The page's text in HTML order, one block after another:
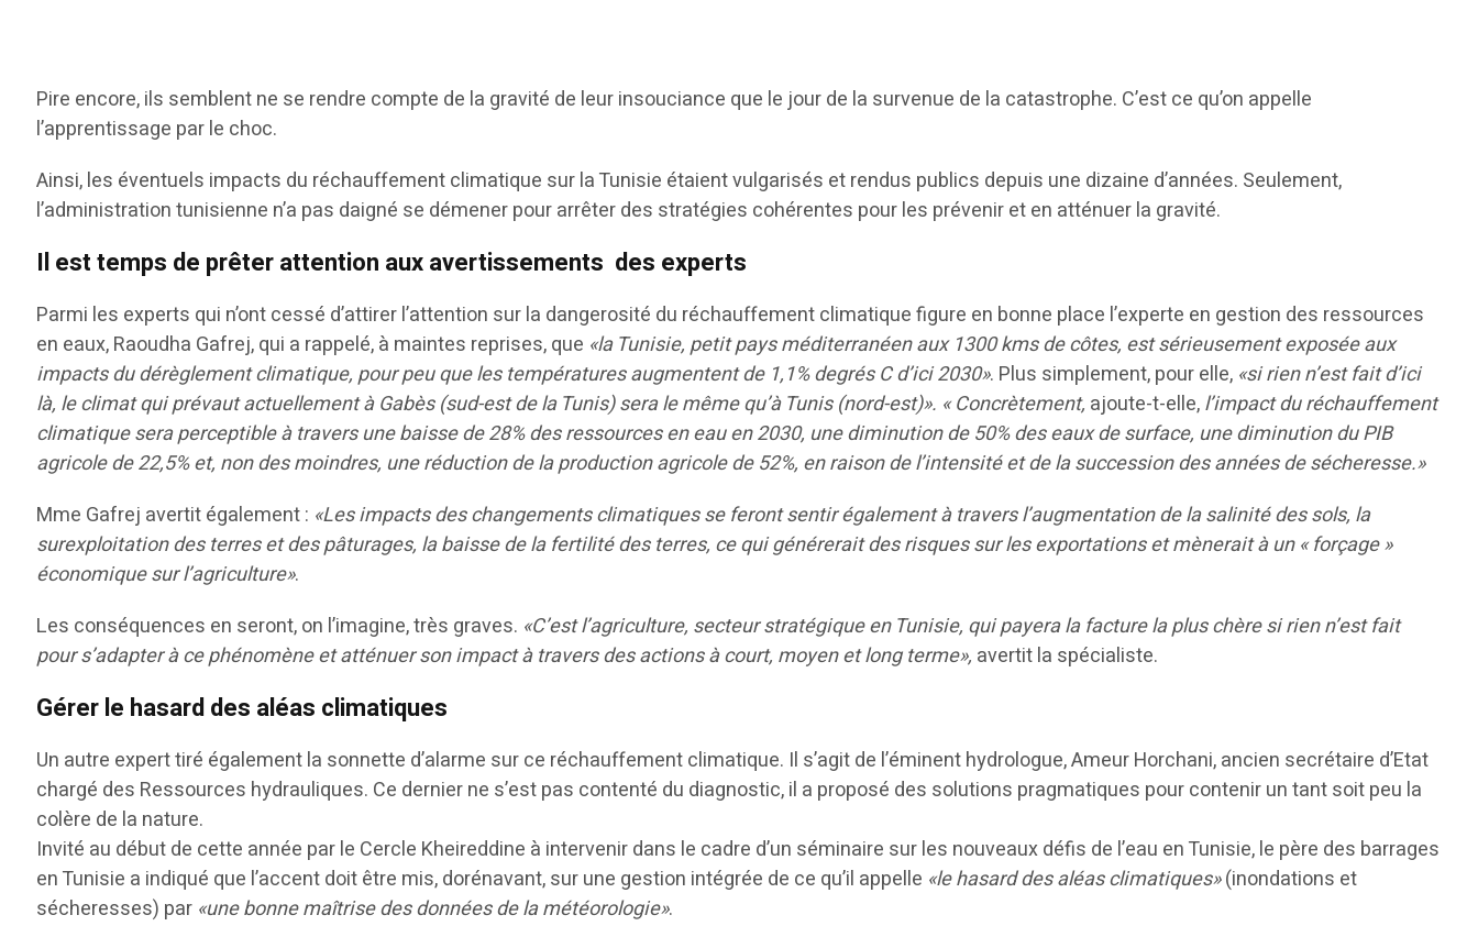
Pire encore, ils semblent ne se rendre compte de la gravité de leur insouciance que le jour de la survenue de la catastrophe. C’est ce qu’on appelle
l’apprentissage par le choc.
Ainsi, les éventuels impacts du réchauffement climatique sur la Tunisie étaient vulgarisés et rendus publics depuis une dizaine d’années. Seulement,
l’administration tunisienne n’a pas daigné se démener pour arrêter des stratégies cohérentes pour les prévenir et en atténuer la gravité.
Il est temps de prêter attention aux avertissements des experts
Parmi les experts qui n’ont cessé d’attirer l’attention sur la dangerosité du réchauffement climatique figure en bonne place l’experte en gestion des ressources
en eaux, Raoudha Gafrej, qui a rappelé, à maintes reprises, que «la Tunisie, petit pays méditerranéen aux 1300 kms de côtes, est sérieusement exposée aux
impacts du dérèglement climatique, pour peu que les températures augmentent de 1,1% degrés C d’ici 2030». Plus simplement, pour elle, «si rien n’est fait d’ici
là, le climat qui prévaut actuellement à Gabès (sud-est de la Tunis) sera le même qu’à Tunis (nord-est)». « Concrètement, ajoute-t-elle,l’impact du réchauffement
climatique sera perceptible à travers une baisse de 28% des ressources en eau en 2030, une diminution de 50% des eaux de surface, une diminution du PIB
agricole de 22,5% et, non des moindres, une réduction de la production agricole de 52%, en raison de l’intensité et de la succession des années de sécheresse.»
Mme Gafrej avertit également : «Les impacts des changements climatiques se feront sentir également à travers l’augmentation de la salinité des sols, la
surexploitation des terres et des pâturages, la baisse de la fertilité des terres, ce qui générerait des risques sur les exportations et mènerait à un « forçage »
économique sur l’agriculture».
Les conséquences en seront, on l’imagine, très graves. «C’est l’agriculture, secteur stratégique en Tunisie, qui payera la facture la plus chère si rien n’est fait
pour s’adapter à ce phénomène et atténuer son impact à travers des actions à court, moyen et long terme», avertit la spécialiste.
Gérer le hasard des aléas climatiques
Un autre expert tiré également la sonnette d’alarme sur ce réchauffement climatique. Il s’agit de l’éminent hydrologue, Ameur Horchani, ancien secrétaire d’Etat
chargé des Ressources hydrauliques. Ce dernier ne s’est pas contenté du diagnostic, il a proposé des solutions pragmatiques pour contenir un tant soit peu la
colère de la nature.
Invité au début de cette année par le Cercle Kheireddine à intervenir dans le cadre d’un séminaire sur les nouveaux défis de l’eau en Tunisie, le père des barrages
en Tunisie a indiqué que l’accent doit être mis, dorénavant, sur une gestion intégrée de ce qu’il appelle «le hasard des aléas climatiques»(inondations et
sécheresses) par «une bonne maîtrise des données de la météorologie».